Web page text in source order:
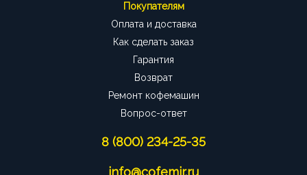
Покупателям
Оплата и доставка
Как сделать заказ
Гарантия
Возврат
Ремонт кофемашин
Вопрос-ответ
8 (800) 234-25-35
info@cofemir.ru